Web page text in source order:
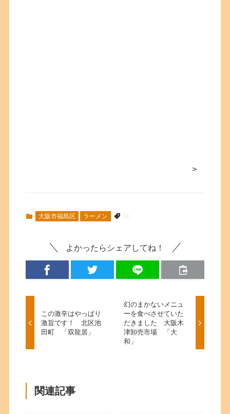
>
大阪市福島区 ラーメン
よかったらシェアしてね！
この激辛はやっぱり
激旨です！ 北区池
田町 「双龍居」
幻のまかないメニュ
ーを食べさせていた
だきました 大阪木
津卸売市場 「大
和」
関連記事